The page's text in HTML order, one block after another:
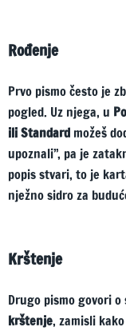
Rođenje
Prvo pismo često je
pogled. Uz njega, u
ili Standard možeš
upoznali”, pa je
popis stvari, to je
nježno sidro za
Krštenje
Drugo pismo govori
krštenje, zamisli